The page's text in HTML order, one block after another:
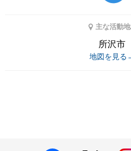
主な活動
所沢市
地図を見る